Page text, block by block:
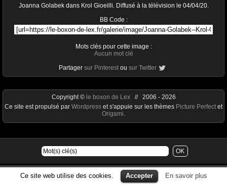
Joanna Golabek dans Krol Gioeilli. Diffusé à la télévision le 04/04/20.
BB Code :
Mots clés pour cette image :
Aucun mot clé
Partager sur Pinterest ou sur Twitter
Ce site web utilise des cookies. Accepter En savoir plus
Copyright © le boxon de Lex// 2006 - 2026
Ce site est propulsé par Wordpress et s'appuie sur les thèmes Picture Perfect et
Origami.